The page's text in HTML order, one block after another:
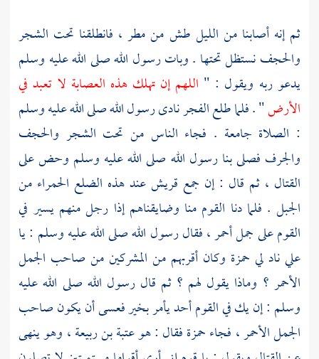
ثم إنه أصابنا من الليل طش من مطر ، فانطلقنا تحت الشجر
والحجف نستظل تحتها . وبات رسول الله صلى الله عليه وسلم
يدعو ربه ويقول : " اللهم إن تهلك هذه العصابة لا تعبد في
الأرض" . فلما طلع الفجر نادى رسول الله صلى الله عليه وسلم
: الصلاة جامعة . فجاء الناس من تحت الشجر والحجف
والجرف فصلى بنا رسول الله صلى الله عليه وسلم وحض على
القتال ، ثم قال : إن جمع قريشعند هذه الضلع الحمراء من
الجبل . فلما دنا القوم منا وضايقناهم إذا رجل منهم يسير في
القوم على جمل أحمر ، فقال رسول الله صلى الله عليه وسلم : يا
عليناد لي حمزة وكان أقربهم من المشركين من صاحب الجمل
الأحمر ؟ وماذا يقول لهم ؟ ثم قال رسول الله صلى الله عليه
وسلم : إن يك في القوم أحد يأمر بخير فعسى أن يكون صاحب
الجمل الأحمر ، فجاءحمزةفقال : هوعتبة بن ربيعة ، وهو ينهى